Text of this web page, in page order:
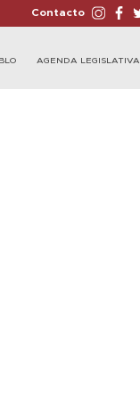
Contacto
AGENDA LEGISLATIVA